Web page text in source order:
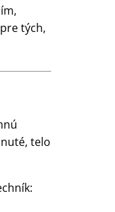
tých,
telo